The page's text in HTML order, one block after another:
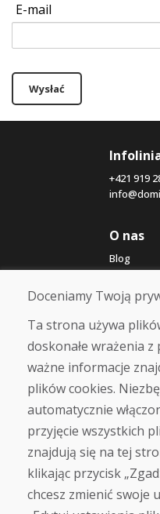
E-mail
Wysłać
+421 919
O nas
Blog
O nas
Sklep
Kontakt
Zakup
Sklep
Warunki
Transport
Zapłata
Skarga
Zwrot i
Ochrona
Cookies
Doceniamy Twoją
Ta strona używa
doskonałe wrażenia
ważne informacje
plików cookies.
automatycznie
przyjęcie wszystkich
znajdują się na tej
klikając przycisk
chcesz zmienić swoje